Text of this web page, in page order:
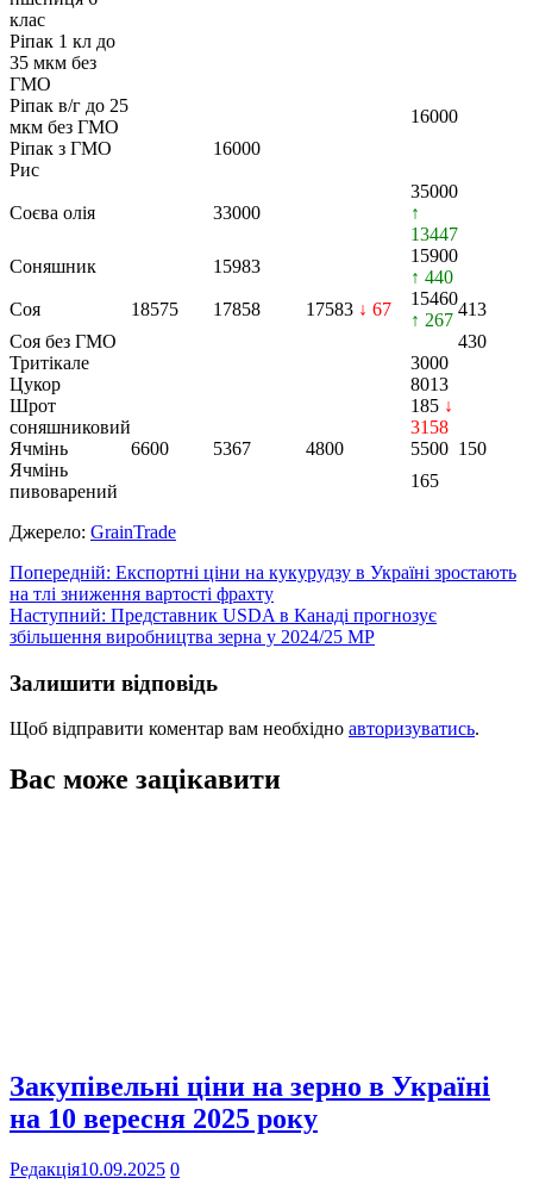
клас
Ріпак 1 кл до
35 мкм без
ГМО
Ріпак в/г до 25
мкм без ГМО
16000
Ріпак з ГМО
16000
Рис
Соєва олія 33000
35000
↑
13447
Соняшник
15983
15900
↑ 440
Соя
18575 17858 17583 ↓ 67
15460
↑ 267
413
Соя без ГМО
430
Тритікале
3000
Цукор
8013
Шрот
соняшниковий
185 ↓
3158
Ячмінь
6600 5367 4800 5500 150
Ячмінь
пивоварений
165
Джерело: GrainTrade
Навігація
записів
Попередній: Експортні ціни на кукурудзу в Україні зростають
на тлі зниження вартості фрахту
Наступний: Представник USDA в Канаді прогнозує
збільшення виробництва зерна у 2024/25 МР
Залишити відповідь
Щоб відправити коментар вам необхідно авторизуватись.
Вас може зацікавити
Закупівельні ціни на зерно в Україні
на 10 вересня 2025 року
Редакція10.09.2025 0